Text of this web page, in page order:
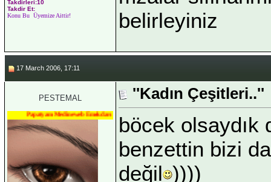
Takdirleri:10
Takdir Et:
Konu Bu Üyemize Aittir!
belirleyiniz
17 March 2006, 17:11
PESTEMAL
Papatyam Medineweb Emekdarı
''Kadın Çeşitleri..''
böcek
benzettin bizi
değil ))))